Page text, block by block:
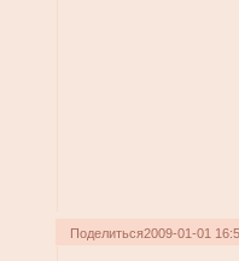
Поделиться2009-01-01